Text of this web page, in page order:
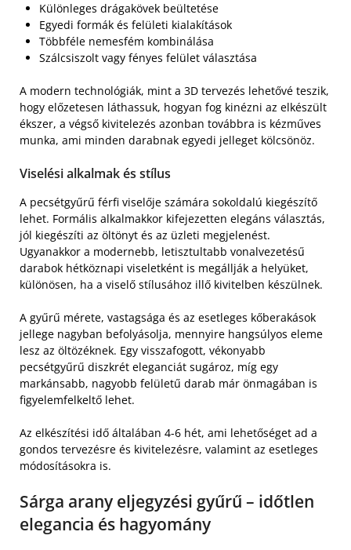
Különleges drágakövek beültetése
Egyedi formák és felületi kialakítások
Többféle nemesfém kombinálása
Szálcsiszolt vagy fényes felület választása
A modern technológiák, mint a 3D tervezés lehetővé teszik,
hogy előzetesen láthassuk, hogyan fog kinézni az elkészült
ékszer, a végső kivitelezés azonban továbbra is kézműves
munka, ami minden darabnak egyedi jelleget kölcsönöz.
Viselési alkalmak és stílus
A pecsétgyűrű férfi viselője számára sokoldalú kiegészítő
lehet. Formális alkalmakkor kifejezetten elegáns választás,
jól kiegészíti az öltönyt és az üzleti megjelenést.
Ugyanakkor a modernebb, letisztultabb vonalvezetésű
darabok hétköznapi viseletként is megállják a helyüket,
különösen, ha a viselő stílusához illő kivitelben készülnek.
A gyűrű mérete, vastagsága és az esetleges kőberakások
jellege nagyban befolyásolja, mennyire hangsúlyos eleme
lesz az öltözéknek. Egy visszafogott, vékonyabb
pecsétgyűrű diszkrét eleganciát sugároz, míg egy
markánsabb, nagyobb felületű darab már önmagában is
figyelemfelkeltő lehet.
Az elkészítési idő általában 4-6 hét, ami lehetőséget ad a
gondos tervezésre és kivitelezésre, valamint az esetleges
módosításokra is.
Sárga arany eljegyzési gyűrű – időtlen
elegancia és hagyomány